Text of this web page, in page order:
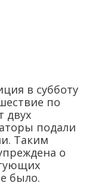
в субботу
по
двух
подали
Таким
о
было.